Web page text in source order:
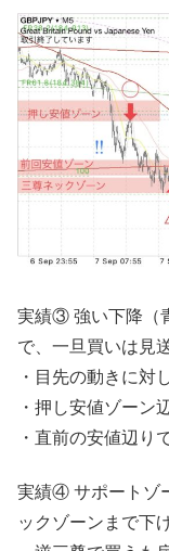
実績③ 強い下降（
で、一旦買いは見
・目先の動きに対
・押し安値ゾーン
・直前の安値辺り
実績④ サポートゾ
ックゾーンまで下